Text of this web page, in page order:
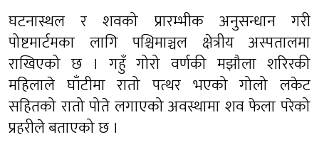
घटनास्थल र शवको प्रारम्भीक अनुसन्धान गरी
पोष्टमार्टमका लागि पश्चिमाञ्चल क्षेत्रीय अस्पतालमा
राखिएको छ । गहुँ गोरो वर्णकी मझौला शरिरकी
महिलाले घाँटीमा रातो पत्थर भएको गोलो लकेट
सहितको रातो पोते लगाएको अवस्थामा शव फेला परेको
प्रहरीले बताएको छ ।